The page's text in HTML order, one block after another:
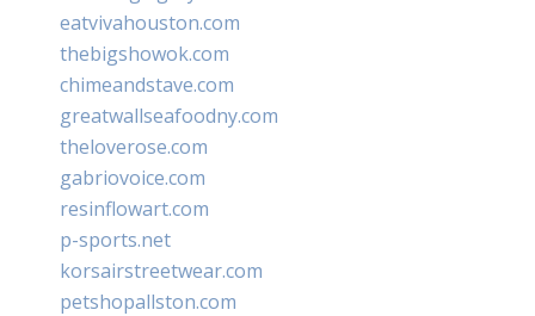
eatvivahouston.com
thebigshowok.com
chimeandstave.com
greatwallseafoodny.com
theloverose.com
gabriovoice.com
resinflowart.com
p-sports.net
korsairstreetwear.com
petshopallston.com